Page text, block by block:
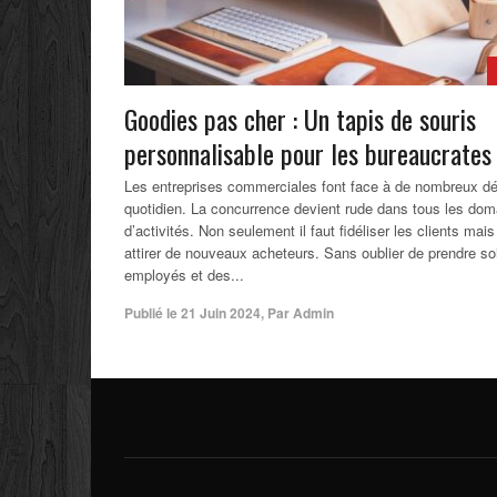
Goodies pas cher : Un tapis de souris
personnalisable pour les bureaucrates
Les entreprises commerciales font face à de nombreux
quotidien. La concurrence devient rude dans tous les
d’activités. Non seulement il faut fidéliser les clients
attirer de nouveaux acheteurs. Sans oublier de prendre
employés et des...
Publié le21 Juin 2024, ParAdmin